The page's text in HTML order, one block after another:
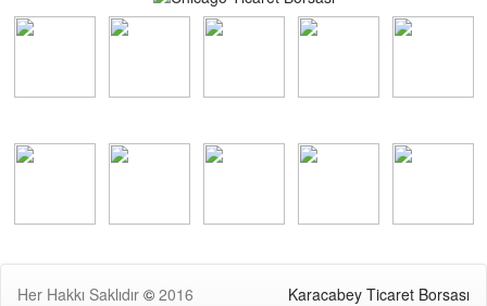
Her Hakkı Saklıdır © 2016 Karacabey Ticaret Borsası